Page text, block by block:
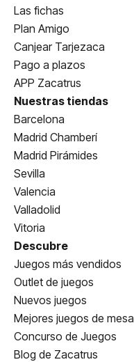
Las fichas
Plan Amigo
Canjear Tarjezaca
Pago a plazos
APP Zacatrus
Nuestras tiendas
Barcelona
Madrid Chamberí
Madrid Pirámides
Sevilla
Valencia
Valladolid
Vitoria
Descubre
Juegos más vendidos
Outlet de juegos
Nuevos juegos
Mejores juegos de mesa
Concurso de Juegos
Blog de Zacatrus